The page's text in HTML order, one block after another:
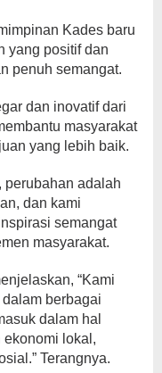
Kades baru
yang positif dan
penuh semangat.
dan inovatif dari
masyarakat
yang lebih baik.
perubahan adalah
dan kami
semangat
masyarakat.
“Kami
berbagai
dalam hal
lokal,
Terangnya.